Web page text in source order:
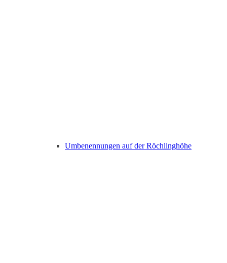
Umbenennungen auf der Röchlinghöhe